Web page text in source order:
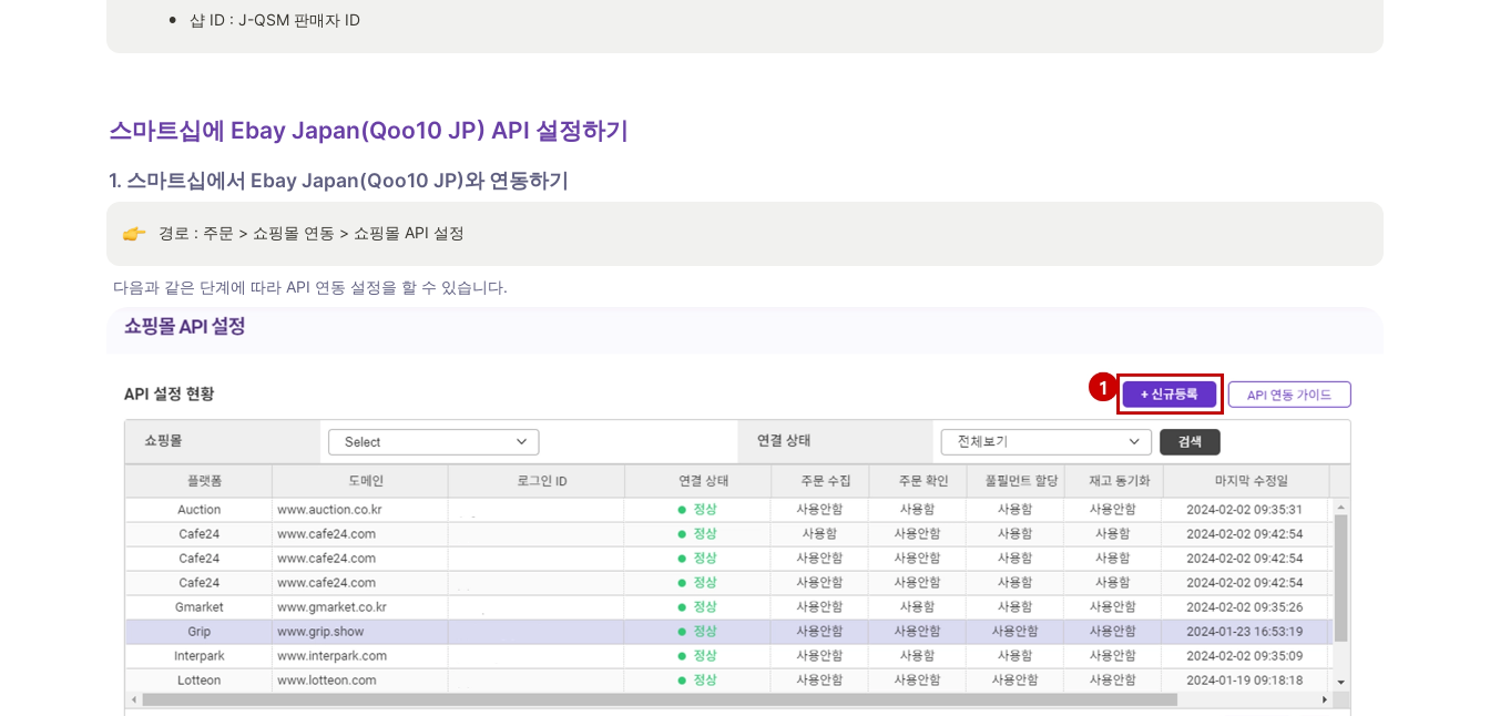
• 샵 ID : J-QSM 판매자 ID
스마트십에 Ebay Japan(Qoo10 JP) API 설정하기
1. 스마트십에서 Ebay Japan(Qoo10 JP)와 연동하기
경로 : 주문 > 쇼핑몰 연동 > 쇼핑몰 API 설정
다음과 같은 단계에 따라 API 연동 설정을 할 수 있습니다.